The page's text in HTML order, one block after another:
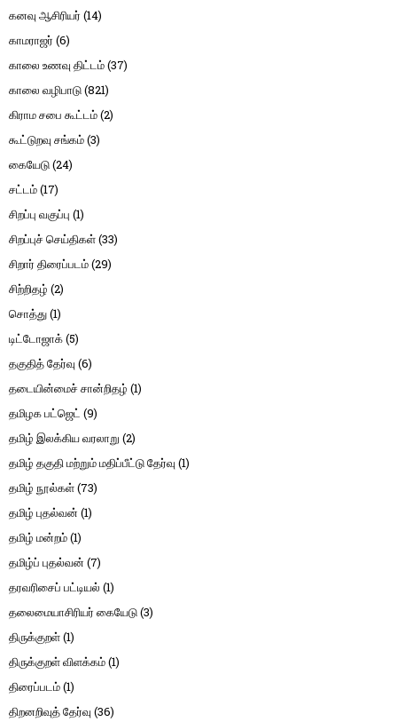
கனவு ஆசிரியர் (14)
காமராஜர் (6)
காலை உணவு திட்டம்(37)
காலை வழிபாடு(821)
கிராம சபை கூட்டம்(2)
கூட்டுறவு சங்கம்(3)
கையேடு(24)
சட்டம்(17)
சிறப்பு வகுப்பு (1)
சிறப்புச் செய்திகள்(33)
சிறார் திரைப்படம்(29)
சிற்றிதழ் (2)
சொத்து(1)
டிட்டோஜாக்(5)
தகுதித் தேர்வு (6)
தடையின்மைச் சான்றிதழ் (1)
தமிழக பட்ஜெட் (9)
தமிழ் இலக்கிய வரலாறு (2)
தமிழ் தகுதி மற்றும் மதிப்பீட்டு தேர்வு (1)
தமிழ் நூல்கள்(73)
தமிழ் புதல்வன் (1)
தமிழ் மன்றம்(1)
தமிழ்ப் புதல்வன் (7)
தரவரிசைப் பட்டியல் (1)
தலைமையாசிரியர் கையேடு(3)
திருக்குறள்(1)
திருக்குறள் விளக்கம்(1)
திரைப்படம்(1)
திறனறிவுத் தேர்வு (36)